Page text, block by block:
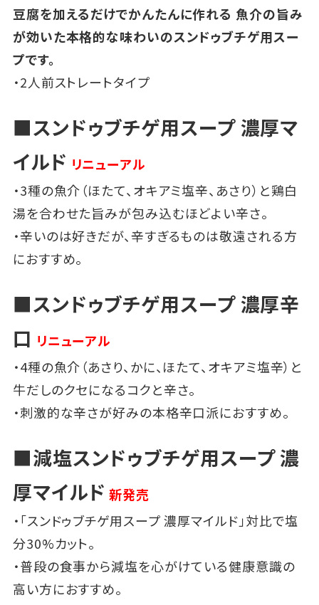
豆腐を加えるだけでかんたんに作れる 魚介の旨み
が効いた本格的な味わいのスンドゥブチゲ用スー
プです。
・2人前ストレートタイプ
■スンドゥブチゲ用スープ 濃厚マ
イルド リニューアル
・3種の魚介（ほたて、オキアミ塩辛、あさり）と鶏白
湯を合わせた旨みが包み込むほどよい辛さ。
・辛いのは好きだが、辛すぎるものは敬遠される方
におすすめ。
■スンドゥブチゲ用スープ 濃厚辛
口 リニューアル
・4種の魚介（あさり、かに、ほたて、オキアミ塩辛）と
牛だしのクセになるコクと辛さ。
・刺激的な辛さが好みの本格辛口派におすすめ。
■減塩スンドゥブチゲ用スープ 濃
厚マイルド 新発売
・「スンドゥブチゲ用スープ 濃厚マイルド」対比で塩
分30%カット。
・普段の食事から減塩を心がけている健康意識の
高い方におすすめ。